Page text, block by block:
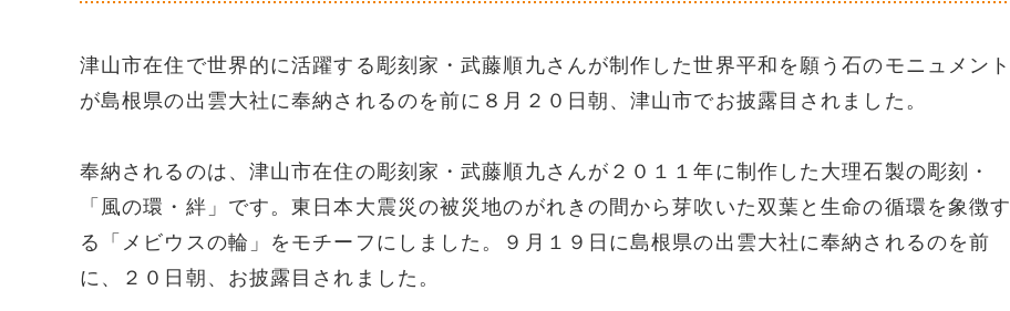
津山市在住で世界的に活躍する彫刻家・武藤順九さんが制作した世界平和を願う石のモニュメント
が島根県の出雲大社に奉納されるのを前に８月２０日朝、津山市でお披露目されました。
奉納されるのは、津山市在住の彫刻家・武藤順九さんが２０１１年に制作した大理石製の彫刻・
「風の環・絆」です。東日本大震災の被災地のがれきの間から芽吹いた双葉と生命の循環を象徴す
る「メビウスの輪」をモチーフにしました。９月１９日に島根県の出雲大社に奉納されるのを前
に、２０日朝、お披露目されました。